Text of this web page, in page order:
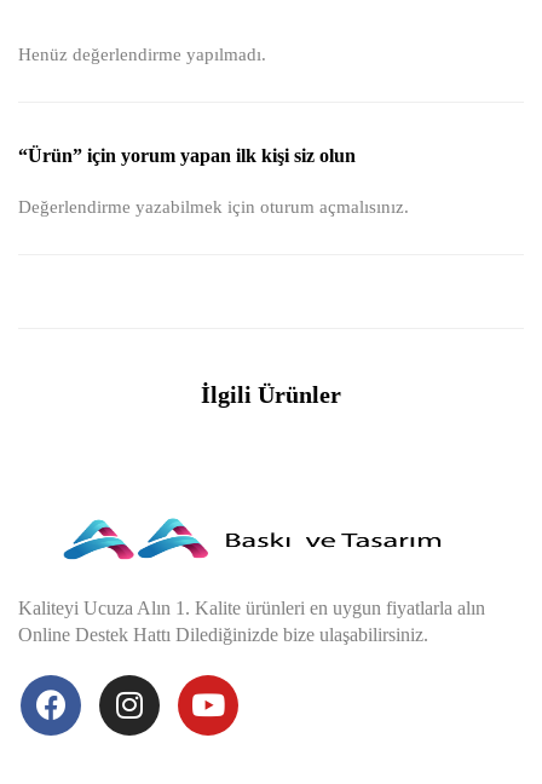
Henüz değerlendirme yapılmadı.
“Ürün” için yorum yapan ilk kişi siz olun
Değerlendirme yazabilmek için oturum açmalısınız.
İlgili Ürünler
Kaliteyi Ucuza Alın 1. Kalite ürünleri en uygun fiyatlarla alın
Online Destek Hattı Dilediğinizde bize ulaşabilirsiniz.